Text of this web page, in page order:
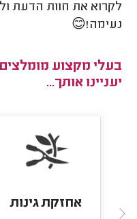
לקרוא את חוות הדעת
נעימה!😊
בעלי מקצוע
יעניינו אותך...
אחזקת גינות